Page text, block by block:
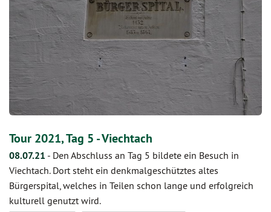
Tour 2021, Tag 5 - Viechtach
08.07.21 - Den Abschluss an Tag 5 bildete ein Besuch in
Viechtach. Dort steht ein denkmalgeschütztes altes
Bürgerspital, welches in Teilen schon lange und erfolgreich
kulturell genutzt wird.